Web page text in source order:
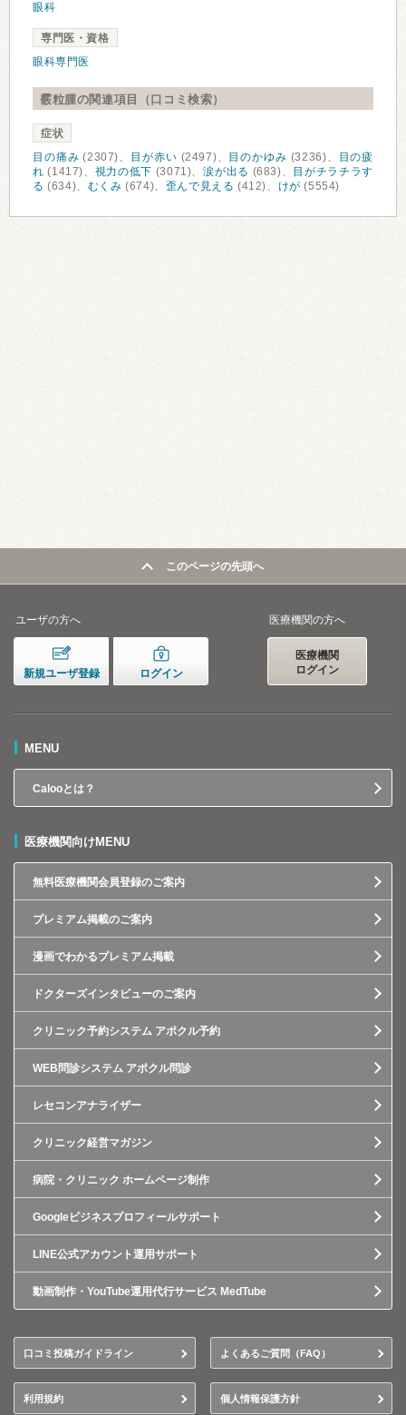
眼科
専門医・資格
眼科専門医
霰粒腫の関連項目（口コミ検索）
症状
目の痛み (2307)、 目が赤い (2497)、 目のかゆみ (3236)、
目の疲
れ (1417)、 視力の低下 (3071)、涙が出る (683)、
目がチラチラす
る (634)、 むくみ (674)、 歪んで見える (412)、 けが (5554)
このページの先頭へ
ユーザの方へ
新規ユーザ登録 ログイン
医療機関の方へ
医療機関
ログイン
MENU
Calooとは？
医療機関向けMENU
無料医療機関会員登録のご案内
プレミアム掲載のご案内
漫画でわかるプレミアム掲載
ドクターズインタビューのご案内
クリニック予約システム アポクル予約
WEB問診システム アポクル問診
レセコンアナライザー
クリニック経営マガジン
病院・クリニック ホームページ制作
Googleビジネスプロフィールサポート
LINE公式アカウント運用サポート
動画制作・YouTube運用代行サービス MedTube
口コミ投稿ガイドライン よくあるご質問（FAQ）
利用規約 個人情報保護方針